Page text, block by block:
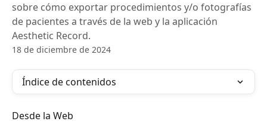
sobre cómo exportar procedimientos y/o fotografías
de pacientes a través de la web y la aplicación
Aesthetic Record.
18 de diciembre de 2024
Índice de contenidos
Desde la Web